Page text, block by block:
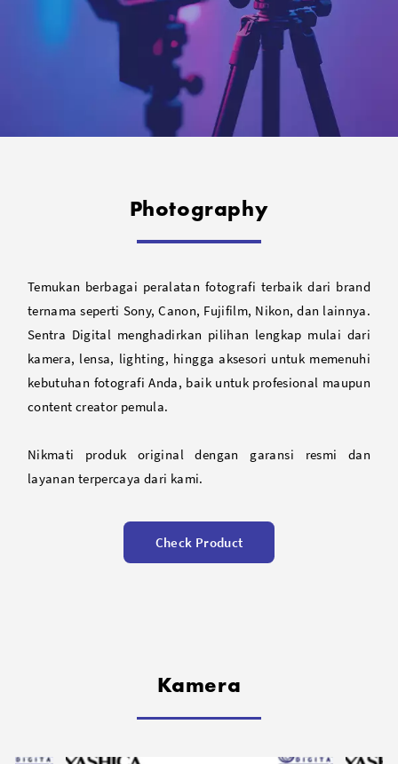
Photography
Temukan berbagai peralatan fotografi terbaik dari brand
ternama seperti Sony, Canon, Fujifilm, Nikon, dan lainnya.
Sentra Digital menghadirkan pilihan lengkap mulai dari
kamera, lensa, lighting, hingga aksesori untuk memenuhi
kebutuhan fotografi Anda, baik untuk profesional maupun
content creator pemula.
Nikmati produk original dengan garansi resmi dan
layanan terpercaya dari kami.
Check Product
Kamera